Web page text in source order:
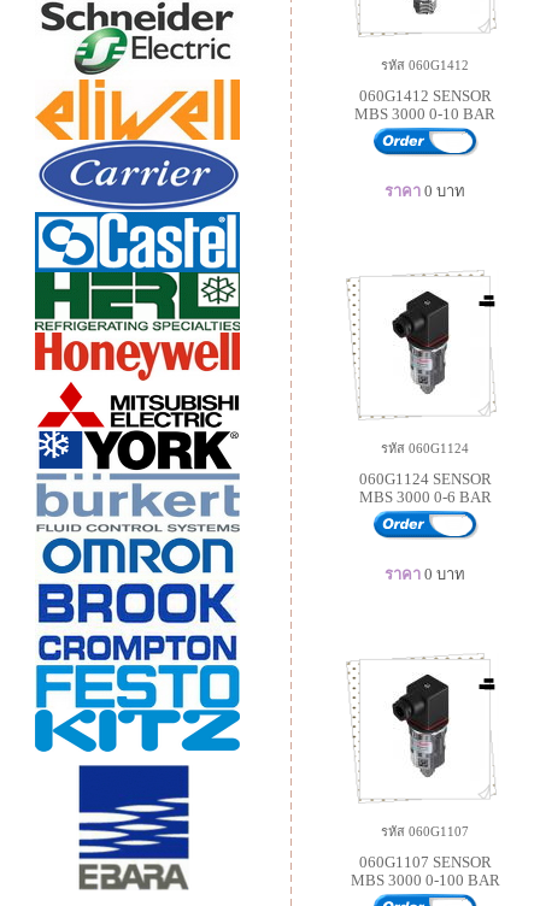
รหัส 060G1412
060G1412 SENSOR
MBS 3000 0-10 BAR
ราคา 0 บาท
รหัส 060G1124
060G1124 SENSOR
MBS 3000 0-6 BAR
ราคา 0 บาท
รหัส 060G1107
060G1107 SENSOR
MBS 3000 0-100 BAR